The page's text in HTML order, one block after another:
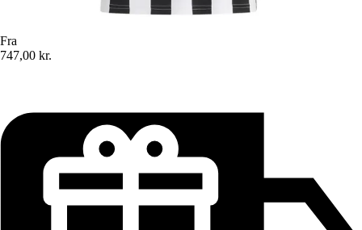
Fra
747,00 kr.